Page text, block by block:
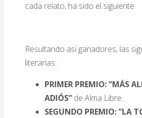
cada relato, ha sido el siguiente:
Resultando asi ganadores, las
literarias:
PRIMER PREMIO: ”MÁS
ADIÓS” de Alma Libre.
SEGUNDO PREMIO: ”LA